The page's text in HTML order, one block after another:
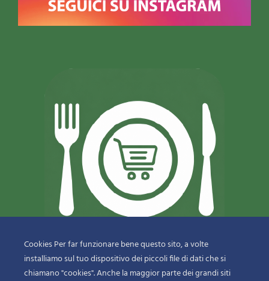
© 2018-2020 CopyrightSfizi & Delizie di Dragotto Gaetano & C.
Snc
Cookies Per far funzionare bene questo sito, a volte
installiamo sul tuo dispositivo dei piccoli file di dati che si
chiamano "cookies". Anche la maggior parte dei grandi siti